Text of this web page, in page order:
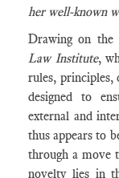
her well-known
Drawing on the
Law Institute,
rules, principles,
designed to
external and
thus appears to
through a move
novelty lies in